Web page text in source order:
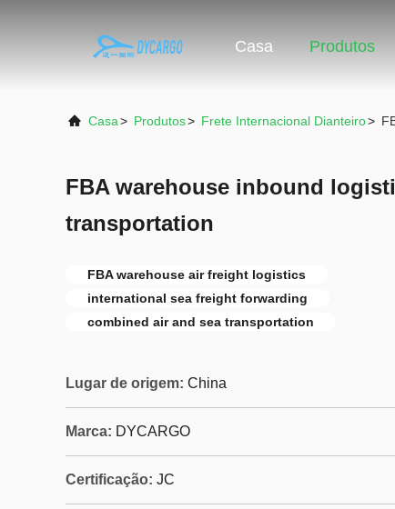
Casa Produtos
Casa> Produtos> Frete Internacional Dianteiro>
FBA warehouse inbound
transportation
FBA warehouse air freight logistics
international sea freight forwarding
combined air and sea transportation
Lugar de origem: China
Marca: DYCARGO
Certificação: JC